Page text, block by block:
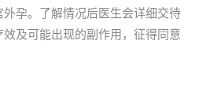
孕。了解情况后医生会详细交待
及可能出现的副作用，征得同意